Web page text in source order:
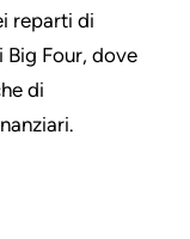
reparti di
Four, dove
di